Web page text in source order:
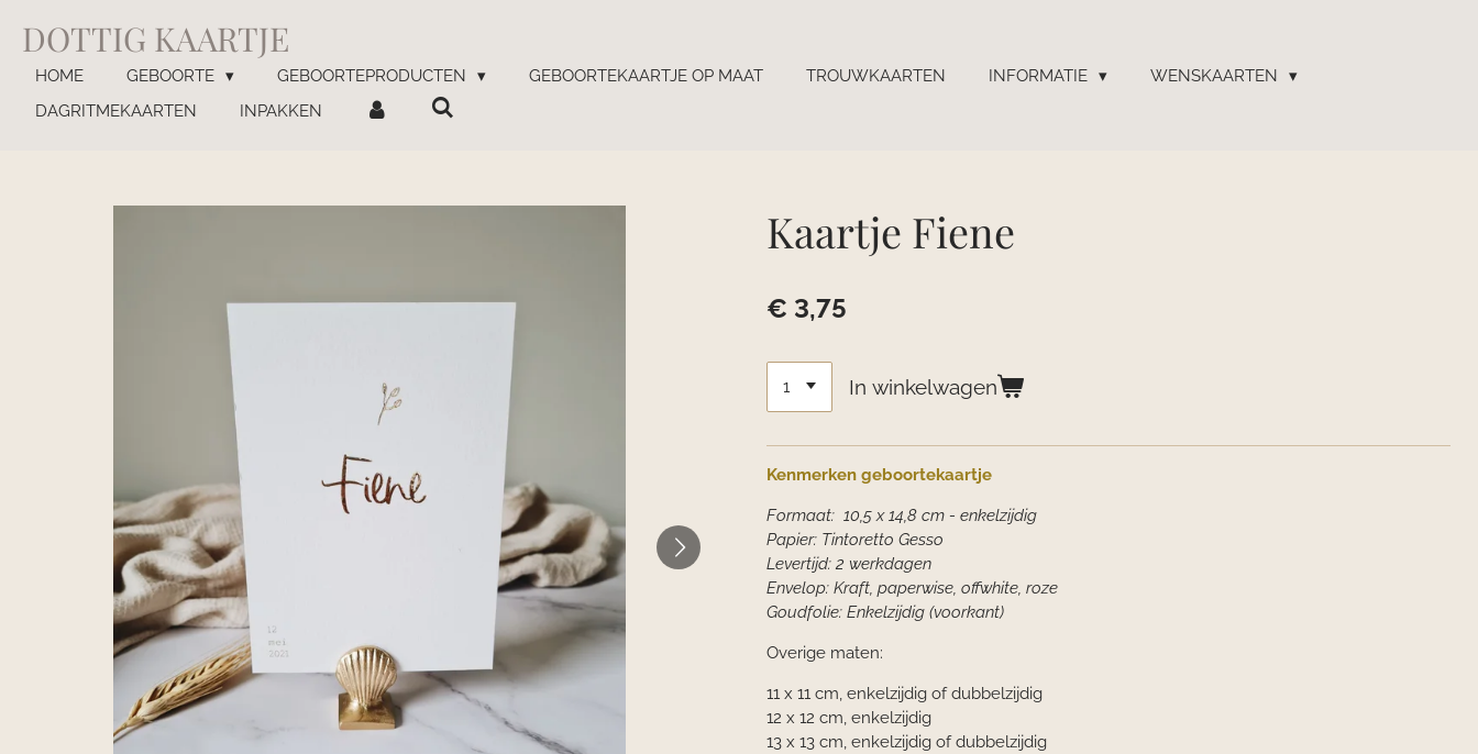
direct
naar
hoofdinhoud
DOTTIG KAARTJE
HOME GEBOORTE GEBOORTEPRODUCTEN GEBOORTEKAARTJE OP MAAT TROUWKAARTEN INFORMATIE
WENSKAARTEN
DAGRITMEKAARTEN
INPAKKEN
Kaartje Fiene
€ 3,75
In winkelwagen
Kenmerken geboortekaartje
Formaat: 10,5 x 14,8 cm - enkelzijdig
Papier: Tintoretto Gesso
Levertijd: 2 werkdagen
Envelop: Kraft, paperwise, offwhite, roze
Goudfolie: Enkelzijdig (voorkant)
Overige maten:
11 x 11 cm, enkelzijdig of dubbelzijdig
12 x 12 cm, enkelzijdig
13 x 13 cm, enkelzijdig of dubbelzijdig